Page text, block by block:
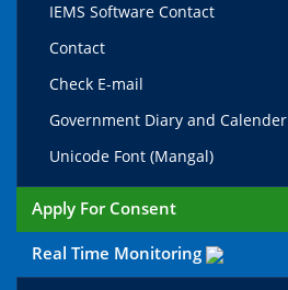
IEMS Software Contact
Contact
Check E-mail
Government Diary and Calender
Unicode Font (Mangal)
Apply For Consent
Real Time Monitoring